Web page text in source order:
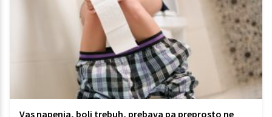
Vas napenja, boli trebuh, prebava pa preprosto ne